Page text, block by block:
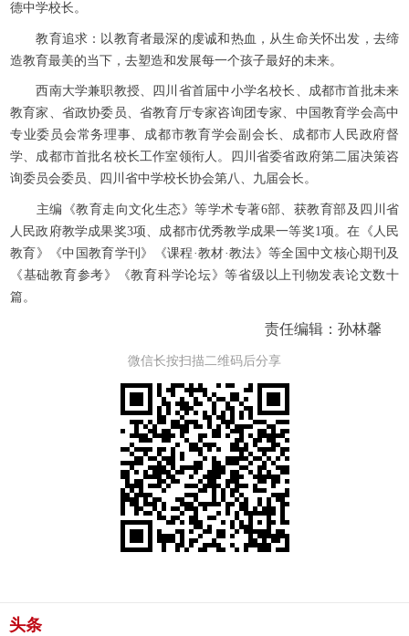
德中学校长。
教育追求：以教育者最深的虔诚和热血，从生命关怀出发，去缔
造教育最美的当下，去塑造和发展每一个孩子最好的未来。
西南大学兼职教授、四川省首届中小学名校长、成都市首批未来
教育家、省政协委员、省教育厅专家咨询团专家、中国教育学会高中
专业委员会常务理事、成都市教育学会副会长、成都市人民政府督
学、成都市首批名校长工作室领衔人。四川省委省政府第二届决策咨
询委员会委员、四川省中学校长协会第八、九届会长。
主编《教育走向文化生态》等学术专著6部、获教育部及四川省
人民政府教学成果奖3项、成都市优秀教学成果一等奖1项。在《人民
教育》《中国教育学刊》《课程·教材·教法》等全国中文核心期刊及
《基础教育参考》《教育科学论坛》等省级以上刊物发表论文数十
篇。
责任编辑：孙林馨
微信长按扫描二维码后分享
头条